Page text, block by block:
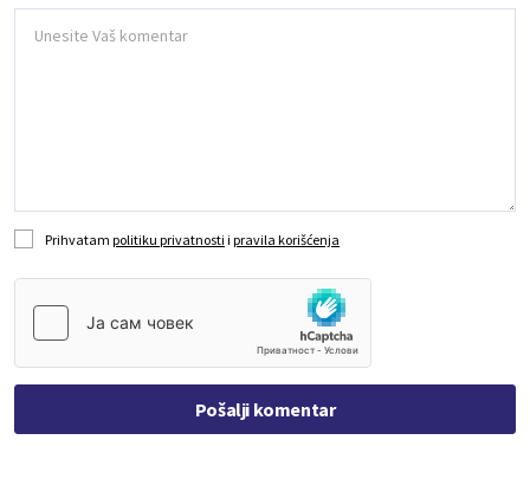
Prihvatam politiku privatnosti i pravila korišćenja
Pošalji komentar